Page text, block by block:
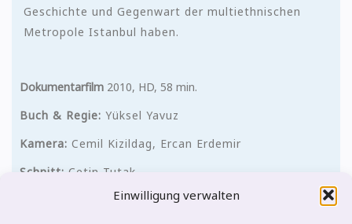
Einwilligung verwalten
Geschichte und Gegenwart der multiethnischen
Metropole Istanbul haben.
Dokumentarfilm 2010, HD, 58 min.
Buch & Regie: Yüksel Yavuz
Kamera: Cemil Kizildag, Ercan Erdemir
Schnitt: Cetin Tutak
Erstausstrahlung:Arte 30.09.2010